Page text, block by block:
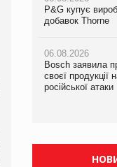
P&G купує
добавок Thorne
06.08.2026
Bosch заявила
своєї продукції
російської атаки
у VARUS
ТОКЕРИ
Сергій Лісунов
P&G купує
добавок Thorne
06.08.2026
Bosch заявила
своєї продукції
російської атаки